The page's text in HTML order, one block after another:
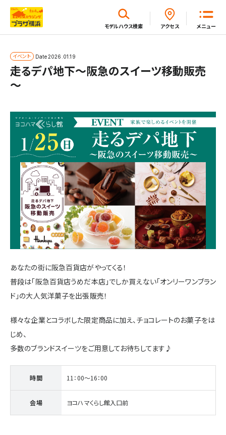
メニュー
モデルハウス検索 アクセス
イベント Date2026.01.19
走るデパ地下～阪急のスイーツ移動販売
～
あなたの街に阪急百貨店がやってくる！
普段は「阪急百貨店うめだ本店」でしか買えない「オンリーワンブラン
ド」の大人気洋菓子を出張販売！
様々な企業とコラボした限定商品に加え、チョコレートのお菓子をは
じめ、
多数のブランドスイーツをご用意してお待ちしてます♪
時間 11：00～16：00
会場 ヨコハマくらし館入口前
閉じる
ホーム
モデルハウス一覧
イベント・セミナー・キャンペーン一覧
新着情報一覧
施設・サービス
アクセス
住まいと暮らしのコラム
住宅展示場出展に関するご案内
ハウスメーカーの登録数